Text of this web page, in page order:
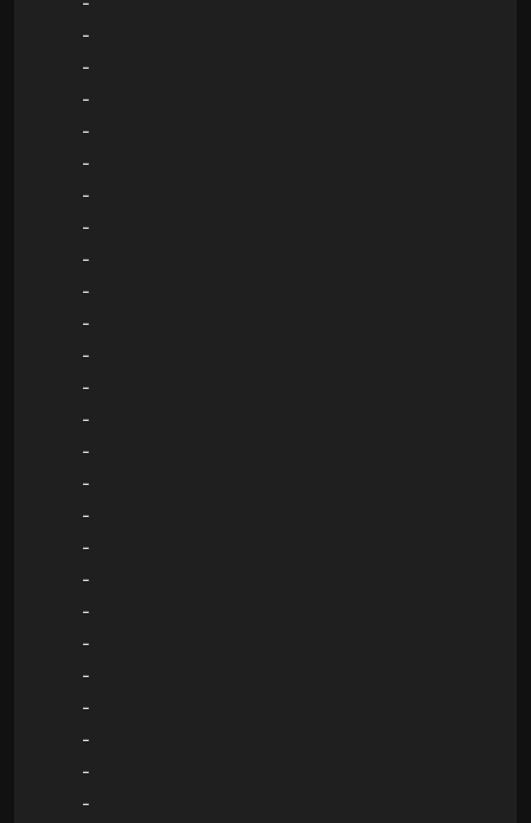
-
-
-
-
-
-
-
-
-
-
-
-
-
-
-
-
-
-
-
-
-
-
-
-
-